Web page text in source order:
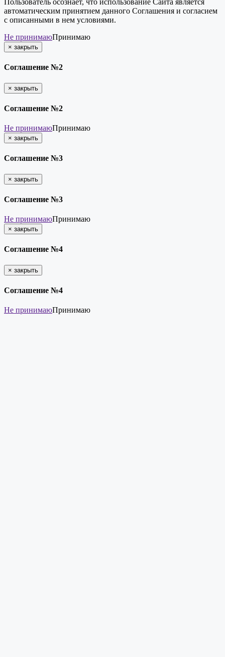
Пользователь осознает, что использование Сайта является
автоматическим принятием данного Соглашения и согласием
с описанными в нем условиями.
Не принимаюПринимаю
× закрыть
Соглашение №2
× закрыть
Соглашение №2
Не принимаюПринимаю
× закрыть
Соглашение №3
× закрыть
Соглашение №3
Не принимаюПринимаю
× закрыть
Соглашение №4
× закрыть
Соглашение №4
Не принимаюПринимаю